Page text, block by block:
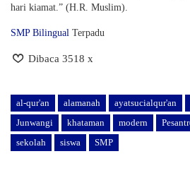
hari kiamat.” (H.R. Muslim).
SMP Bilingual Terpadu
Dibaca 3518 x
al-qur'an alamanah ayatsucialqur'an
Junwangi
khataman modern
sekolah
siswa SMP